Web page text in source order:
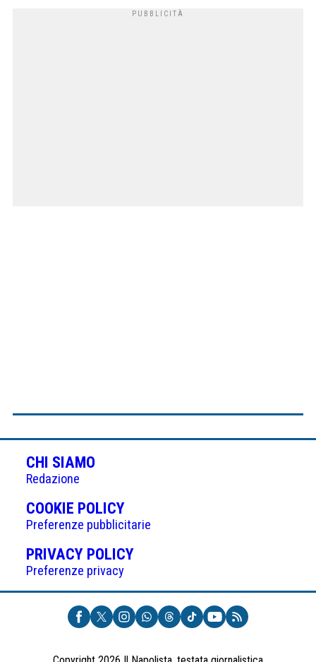
CHI SIAMO
Redazione
COOKIE POLICY(APRE
IN
UNA
NUOVA
Preferenze pubblicitarie
PRIVACY POLICY(APRE
UNA
NUOVA
SCHEDA)
Preferenze privacy